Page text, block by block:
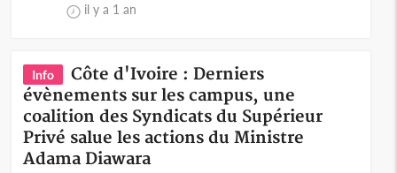
il y a 1 an
Info
Côte d'Ivoire : Derniers
évènements sur les campus, une
coalition des Syndicats du Supérieur
Privé salue les actions du Ministre
Adama Diawara